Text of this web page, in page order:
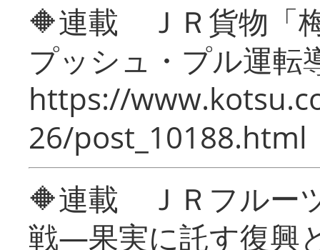
🔶連載 ＪＲ貨物「
プッシュ・プル運転
https://
26/post_10188.html
🔶連載 ＪＲフルー
戦―果実に託す復興